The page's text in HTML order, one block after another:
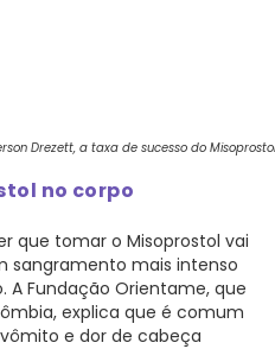
Drezett, a taxa de sucesso do
no corpo
que tomar o Misoprostol vai
sangramento mais intenso
Fundação Orientame, que
explica que é comum
e dor de cabeça